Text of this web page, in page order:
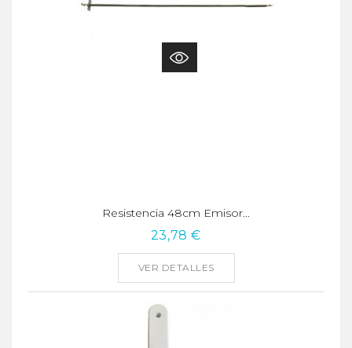
Resistencia 48cm Emisor...
23,78 €
VER DETALLES